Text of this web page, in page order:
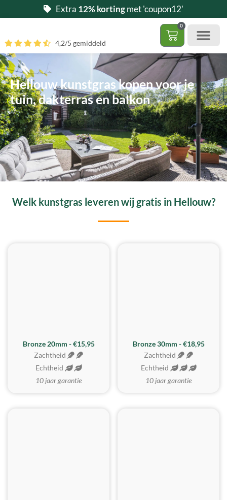
naar
inhoud
Extra 12% kortingmet 'coupon12'
0
4,2/5 gemiddeld
Hellouw kunstgras kopen voor je
tuin, dakterras en balkon
Welk kunstgras leveren wij gratis in Hellouw?
Bronze 20mm - €15,95
Zachtheid
Echtheid
10 jaar garantie
BESTE KOOP
Bronze 30mm - €18,95
Zachtheid
Echtheid
10 jaar garantie